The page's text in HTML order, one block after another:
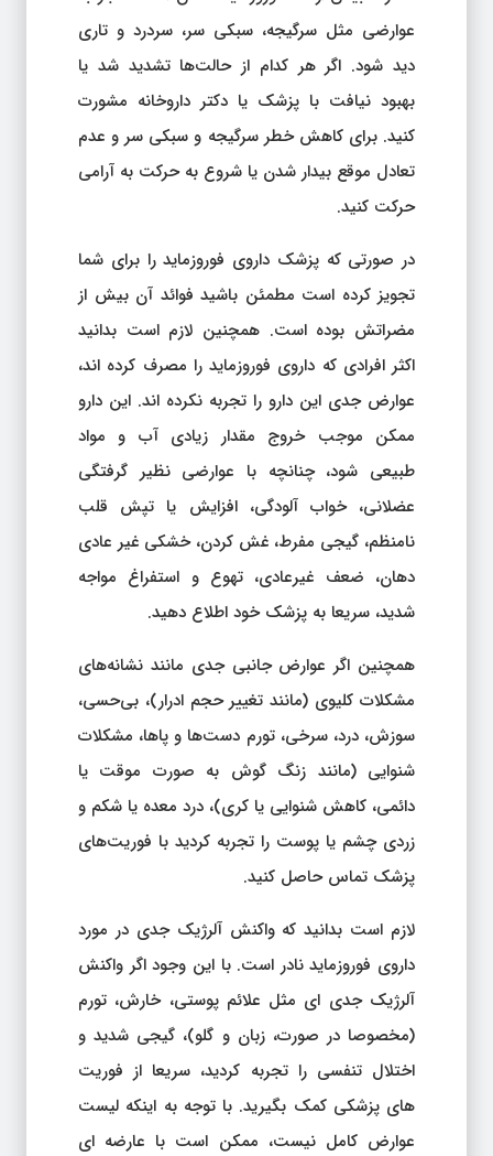
عوارضی مثل سرگیجه، سبکی سر، سردرد و تاری
دید شود. اگر هر کدام از حالت‌ها تشدید شد یا
بهبود نیافت با پزشک یا دکتر داروخانه مشورت
کنید. برای کاهش خطر سرگیجه و سبکی سر و عدم
تعادل موقع بیدار شدن یا شروع به حرکت به آرامی
حرکت کنید.
در صورتی که پزشک داروی فوروزماید را برای شما
تجویز کرده است مطمئن باشید فوائد آن بیش از
مضراتش بوده است. همچنین لازم است بدانید
اکثر افرادی که داروی فوروزماید را مصرف کرده اند،
عوارض جدی این دارو را تجربه نکرده اند. این دارو
ممکن موجب خروج مقدار زیادی آب و مواد
طبیعی شود، چنانچه با عوارضی نظیر گرفتگی
عضلانی، خواب آلودگی، افزایش یا تپش قلب
نامنظم، گیجی مفرط، غش کردن، خشکی غیر عادی
دهان، ضعف غیرعادی، تهوع و استفراغ مواجه
شدید، سریعا به پزشک خود اطلاع دهید.
همچنین اگر عوارض جانبی جدی مانند نشانه‌های
مشکلات کلیوی (مانند تغییر حجم ادرار)، بی‌حسی،
سوزش، درد، سرخی، تورم دست‌ها و پاها، مشکلات
شنوایی (مانند زنگ گوش به صورت موقت یا
دائمی، کاهش شنوایی یا کری)، درد معده یا شکم و
زردی چشم یا پوست را تجربه کردید با فوریت‌های
پزشک تماس حاصل کنید.
لازم است بدانید که واکنش آلرژیک جدی در مورد
داروی فوروزماید نادر است. با این وجود اگر واکنش
آلرژیک جدی ای مثل علائم پوستی، خارش، تورم
(مخصوصا در صورت، زبان و گلو)، گیجی شدید و
اختلال تنفسی را تجربه کردید، سریعا از فوریت
های پزشکی کمک بگیرید. با توجه به اینکه لیست
عوارض کامل نیست، ممکن است با عارضه ای